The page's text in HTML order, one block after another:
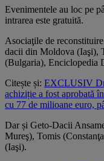
Evenimentele au loc pe
intrarea este gratuită.
Asociaţile de
dacii din Moldova (Iaşi),
(Bulgaria), Enciclopedia
Citește și: EXCLUSIV
achiziție a fost aprobată
cu 77 de milioane euro,
Dar și Geto-Dacii
Mureş), Tomis
(Iaşi).